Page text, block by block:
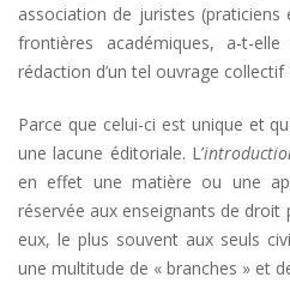
association de juristes (praticiens
frontières académiques, a-t-
rédaction d’un tel ouvrage collectif
Parce que celui-ci est unique et
une lacune éditoriale. L’
en effet une matière ou une
réservée aux enseignants de droit
eux, le plus souvent aux seuls
une multitude de « branches » et